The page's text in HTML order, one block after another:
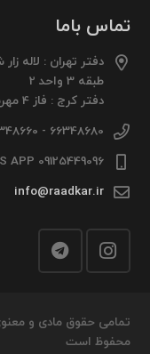
تماس باما
دفتر تهران : لاله
طبقه 3 واحد 2
دفتر کرج : فاز 4 مهرشهر خیابان 411 شرقی پلاک 114 واحد 1
66348680 - 66348660 تماس از 8 صبح تا 6 شب
09125449096 WHATS APP
info@raadkar.ir
تمامی حقوق مادی و
محفوظ است